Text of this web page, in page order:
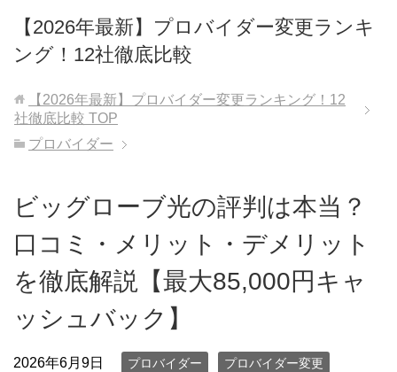
【2026年最新】プロバイダー変更ランキ
ング！12社徹底比較
【2026年最新】プロバイダー変更ランキング！12
社徹底比較 TOP
プロバイダー
ビッグローブ光の評判は本当？
口コミ・メリット・デメリット
を徹底解説【最大85,000円キャ
ッシュバック】
2026年6月9日 プロバイダー プロバイダー変更